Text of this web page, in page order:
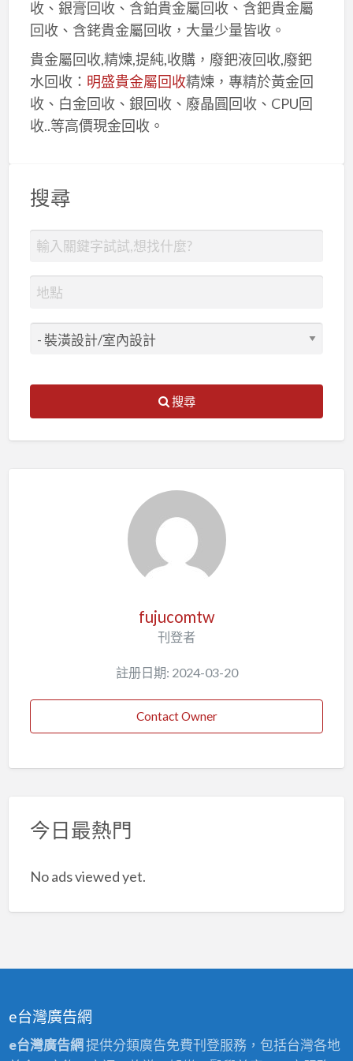
收、銀膏回收、含鉑貴金屬回收、含鈀貴金屬
回收、含銠貴金屬回收，大量少量皆收。
貴金屬回收,精煉,提純,收購，廢鈀液回收,廢鈀
水回收： 明盛貴金屬回收精煉，專精於黃金回
收、白金回收、銀回收、廢晶圓回收、CPU回
收..等高價現金回收。
搜尋
搜尋
fujucomtw
刊登者
註册日期: 2024-03-20
Contact Owner
今日最熱門
No ads viewed yet.
e台灣廣告網
e台灣廣告網提供分類廣告免費刊登服務，包括台灣各地